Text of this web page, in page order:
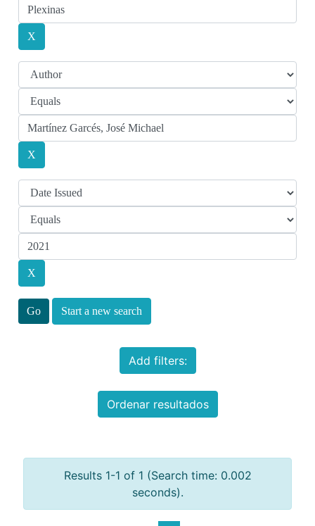
Start a new search
Add filters:
Ordenar resultados
Results 1-1 of 1 (Search time: 0.002
seconds).